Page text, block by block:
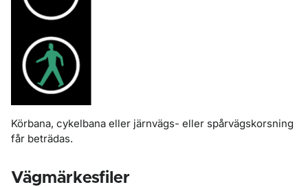
Körbana, cykelbana eller järnvägs- eller spårvägskorsning
får beträdas.
Vägmärkesfiler